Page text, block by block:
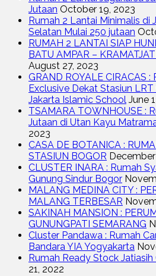
Jutaan October 19, 2023
Rumah 2 Lantai Minimalis di
Selatan Mulai 250 jutaan
RUMAH 2 LANTAI SIAP
BATU AMPAR –
August 27, 2023
GRAND ROYALE CIRACAS :
Exclusive Dekat Stasiun LRT
Jakarta Islamic School June
TSAMARA TOWNHOUSE :
Jutaan di Utan Kayu
2023
CASA DE BOTANICA :
STASIUN BOGOR December
CLUSTER INARA : Rumah
Gunung Sindur Bogor
MALANG MEDINA CITY :
MALANG TERBESAR
SAKINAH MANSION :
GUNUNGPATI SEMARANG
Cluster Pandawa : Rumah
Bandara YIA Yogyakarta
Rumah Ready Stock Jatiasih
21, 2022